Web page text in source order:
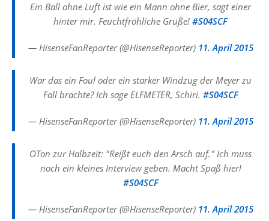
Ein Ball ohne Luft ist wie ein Mann ohne Bier, sagt einer
hinter mir. Feuchtfröhliche Grüße! #S04SCF
— HisenseFanReporter (@HisenseReporter) 11. April 2015
War das ein Foul oder ein starker Windzug der Meyer zu
Fall brachte? Ich sage ELFMETER, Schiri. #S04SCF
— HisenseFanReporter (@HisenseReporter) 11. April 2015
OTon zur Halbzeit: "Reißt euch den Arsch auf." Ich muss
noch ein kleines Interview geben. Macht Spaß hier!
#S04SCF
— HisenseFanReporter (@HisenseReporter) 11. April 2015